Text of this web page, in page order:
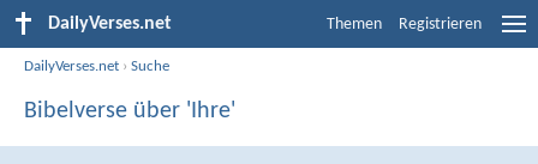
DailyVerses.net Themen Registrieren
DailyVerses.net ›Suche
Bibelverse über 'Ihre'